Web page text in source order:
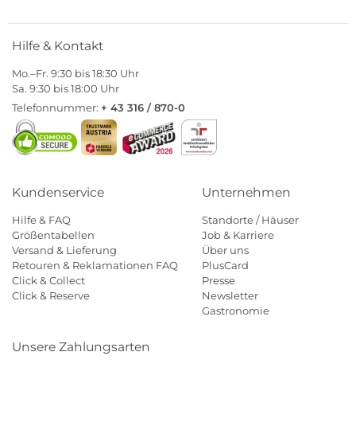
Hilfe & Kontakt
Mo.–Fr. 9:30 bis 18:30 Uhr
Sa. 9:30 bis 18:00 Uhr
Telefonnummer: + 43 316 / 870-0
Kundenservice
Hilfe & FAQ
Größentabellen
Versand & Lieferung
Retouren & Reklamationen FAQ
Click & Collect
Click & Reserve
Unternehmen
Standorte / Häuser
Job & Karriere
Über uns
PlusCard
Presse
Newsletter
Gastronomie
Unsere Zahlungsarten